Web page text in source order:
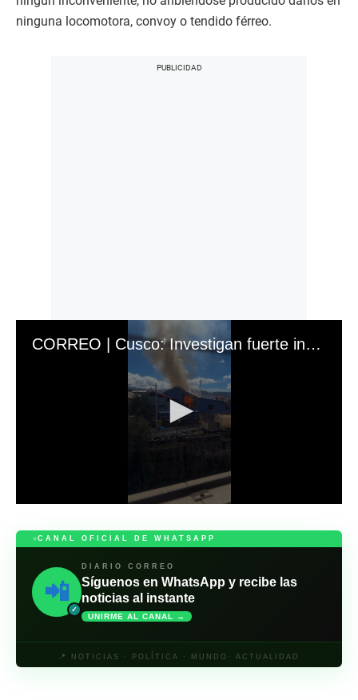
ninguna locomotora, convoy o tendido férreo.
CORREO | Cusco: Investigan fuerte incendio en estación de trenes hacia Machu Picchu
e
c
e
CANAL OFICIAL DE WHATSAPP
📲
✓
DIARIO CORREO
Síguenos en WhatsApp y recibe las
noticias al instante
UNIRME AL CANAL →
📍 NOTICIAS · POLÍTICA · MUNDO· ACTUALIDAD